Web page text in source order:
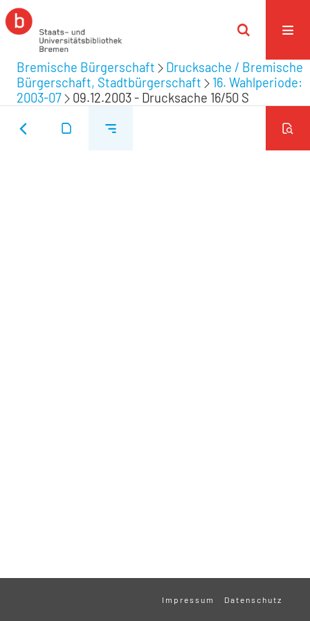
Bremische Bürgerschaft
Drucksache / Bremische
Bürgerschaft, Stadtbürgerschaft
16. Wahlperiode:
2003-07
09.12.2003 - Drucksache 16/50 S
Impressum Datenschutz